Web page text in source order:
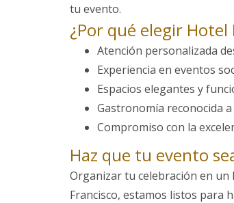
tu evento.
¿Por qué elegir Hotel
Atención personalizada
Experiencia en eventos
Espacios elegantes y
Gastronomía reconocida
Compromiso con la
Haz que tu evento
Organizar tu celebración en un
Francisco, estamos listos para